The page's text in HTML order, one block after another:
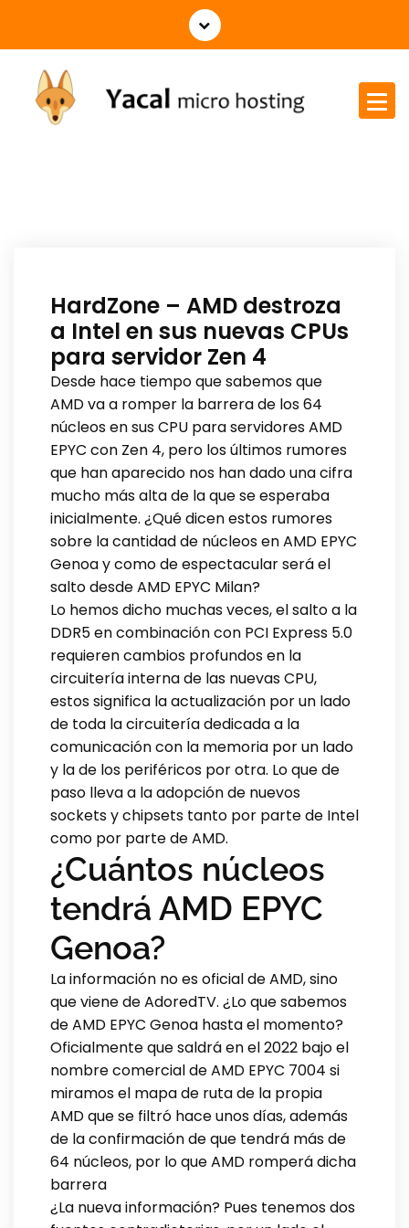
HardZone – AMD destroza
a Intel en sus nuevas CPUs
para servidor Zen 4
Desde hace tiempo que sabemos que
AMD va a romper la barrera de los 64
núcleos en sus CPU para servidores AMD
EPYC con Zen 4, pero los últimos rumores
que han aparecido nos han dado una cifra
mucho más alta de la que se esperaba
inicialmente. ¿Qué dicen estos rumores
sobre la cantidad de núcleos en AMD EPYC
Genoa y como de espectacular será el
salto desde AMD EPYC Milan?
Lo hemos dicho muchas veces, el salto a la
DDR5 en combinación con PCI Express 5.0
requieren cambios profundos en la
circuitería interna de las nuevas CPU,
estos significa la actualización por un lado
de toda la circuitería dedicada a la
comunicación con la memoria por un lado
y la de los periféricos por otra. Lo que de
paso lleva a la adopción de nuevos
sockets y chipsets tanto por parte de Intel
como por parte de AMD.
¿Cuántos núcleos
tendrá AMD EPYC
Genoa?
La información no es oficial de AMD, sino
que viene de AdoredTV. ¿Lo que sabemos
de AMD EPYC Genoa hasta el momento?
Oficialmente que saldrá en el 2022 bajo el
nombre comercial de AMD EPYC 7004 si
miramos el mapa de ruta de la propia
AMD que se filtró hace unos días, además
de la confirmación de que tendrá más de
64 núcleos, por lo que AMD romperá dicha
barrera
¿La nueva información? Pues tenemos dos